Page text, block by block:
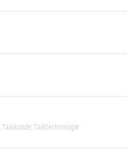
Taalkunde Taaltechnologie